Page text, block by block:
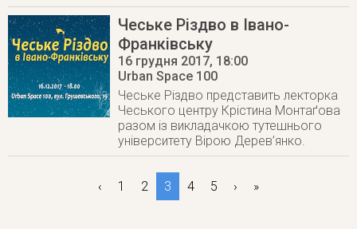
Чеське Різдво в Івано-
Франківську
16 грудня 2017, 18:00
Urban Space 100
Чеське Різдво представить лекторка
Чеського центру Крістина Монтаґова
разом із викладачкою тутешнього
університету Вірою Дерев’янко.
‹ 1 2 3 4 5 › »